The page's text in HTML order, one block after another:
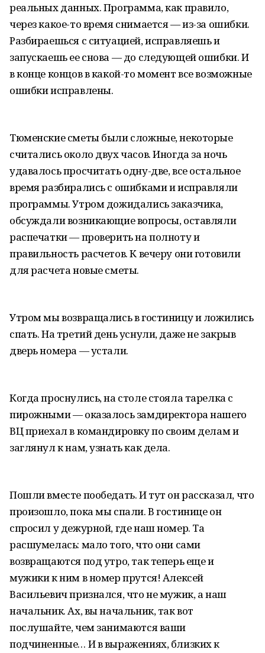
реальных данных. Программа, как правило,
через какое-то время снимается — из-за ошибки.
Разбираешься с ситуацией, исправляешь и
запускаешь ее снова — до следующей ошибки. И
в конце концов в какой-то момент все возможные
ошибки исправлены.
Тюменские сметы были сложные, некоторые
считались около двух часов. Иногда за ночь
удавалось просчитать одну-две, все остальное
время разбирались с ошибками и исправляли
программы. Утром дожидались заказчика,
обсуждали возникающие вопросы, оставляли
распечатки — проверить на полноту и
правильность расчетов. К вечеру они готовили
для расчета новые сметы.
Утром мы возвращались в гостиницу и ложились
спать. На третий день уснули, даже не закрыв
дверь номера — устали.
Когда проснулись, на столе стояла тарелка с
пирожными — оказалось замдиректора нашего
ВЦ приехал в командировку по своим делам и
заглянул к нам, узнать как дела.
Пошли вместе пообедать. И тут он рассказал, что
произошло, пока мы спали. В гостинице он
спросил у дежурной, где наш номер. Та
расшумелась: мало того, что они сами
возвращаются под утро, так теперь еще и
мужики к ним в номер прутся! Алексей
Васильевич признался, что не мужик, а наш
начальник. Ах, вы начальник, так вот
послушайте, чем занимаются ваши
подчиненные… И в выражениях, близких к